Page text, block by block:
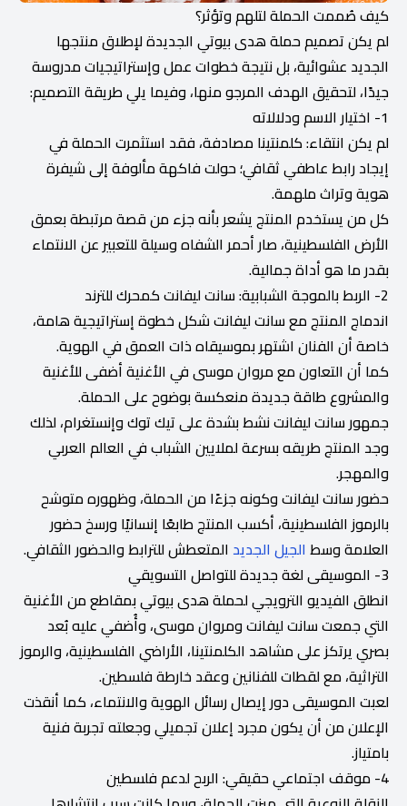
كيف صُممت الحملة لتلهم وتؤثر؟
لم يكن تصميم حملة هدى بيوتي الجديدة لإطلاق منتجها
الجديد عشوائية، بل نتيجة خطوات عمل وإستراتيجيات مدروسة
جيدًا، لتحقيق الهدف المرجو منها، وفيما يلي طريقة التصميم:
1- اختيار الاسم ودلالاته
لم يكن انتقاء: كلمنتينا مصادفة، فقد استثمرت الحملة في
إيجاد رابط عاطفي ثقافي؛ حولت فاكهة مألوفة إلى شيفرة
هوية وتراث ملهمة.
كل من يستخدم المنتج يشعر بأنه جزء من قصة مرتبطة بعمق
الأرض الفلسطينية، صار أحمر الشفاه وسيلة للتعبير عن الانتماء
بقدر ما هو أداة جمالية.
2- الربط بالموجة الشبابية: سانت ليفانت كمحرك للترند
اندماج المنتج مع سانت ليفانت شكل خطوة إستراتيجية هامة،
خاصة أن الفنان اشتهر بموسيقاه ذات العمق في الهوية.
كما أن التعاون مع مروان موسى في الأغنية أضفى للأغنية
والمشروع طاقة جديدة منعكسة بوضوح على الحملة.
جمهور سانت ليفانت نشط بشدة على تيك توك وإنستغرام، لذلك
وجد المنتج طريقه بسرعة لملايين الشباب في العالم العربي
والمهجر.
حضور سانت ليفانت وكونه جزءًا من الحملة، وظهوره متوشح
بالرموز الفلسطينية، أكسب المنتج طابعًا إنسانيًا ورسخ حضور
العلامة وسط الجيل الجديد المتعطش للترابط والحضور الثقافي.
3- الموسيقى لغة جديدة للتواصل التسويقي
انطلق الفيديو الترويجي لحملة هدى بيوتي بمقاطع من الأغنية
التي جمعت سانت ليفانت ومروان موسى، وأُضفي عليه بُعد
بصري يرتكز على مشاهد الكلمنتينا، الأراضي الفلسطينية، والرموز
التراثية، مع لقطات للفنانين وعقد خارطة فلسطين.
لعبت الموسيقى دور إيصال رسائل الهوية والانتماء، كما أنقذت
الإعلان من أن يكون مجرد إعلان تجميلي وجعلته تجربة فنية
بامتياز.
4- موقف اجتماعي حقيقي: الربح لدعم فلسطين